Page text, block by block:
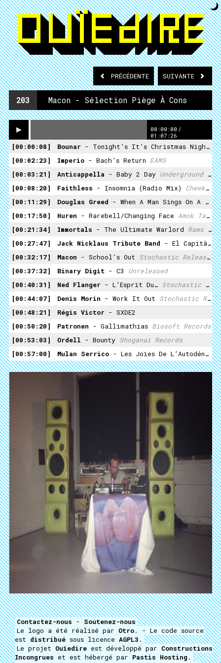
PRÉCÉDENTE SUIVANTE
203 Macon - Sélection Piège À Cons
00:00:00 /
01:07:26
00:00:08 Bounar - Tonight’s It’s Christmas Night
00:02:23
Imperio - Bach’s Return EAMS
00:03:21
Anticappella - Baby 2 Day Underground Records
00:08:20
Faithless - Insomnia (Radio Mix)
Cheeky Records
00:11:29
Douglas Greed - When A Man Sings On A Track
00:17:50
Huren - Rarebell/Changing Face Amok Tapes
00:21:34
Immortals - The Ultimate Warlord Rams Horn Records
00:27:47
Jack Nicklaus Tribute Band - El Capitàn
00:32:17
Macon - School’s Out Stochastic Releases
00:37:32
Binary Digit - C3 Unreleased
00:40:31
Ned Flanger - L’Esprit Du… Stochastic Releases
00:44:07
Denis Morin - Work It Out Stochastic Releases
00:48:21
Régis Victor - SXDE2
00:50:20
Patronen - Gallimathias Biosoft Records
00:53:03
Ordell - Bounty Shoganai Records
00:57:00
Mulan Serrico - Les Joies De L’Autodénigrement Et De L’Autorédemption
Contactez-nous - Soutenez-nous
Le logo a été réalisé par Otro. - Le code source
est distribué sous licence AGPL3 .
Le projet Ouïedire est développé par Constructions
Incongrues et est hébergé par Pastis Hosting .